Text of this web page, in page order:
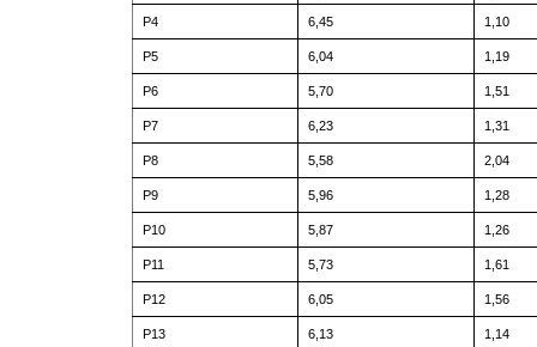
P4 6,45 1,10
P5 6,04 1,19
P6 5,70 1,51
P7 6,23 1,31
P8 5,58 2,04
P9 5,96 1,28
P10 5,87 1,26
P11 5,73 1,61
P12 6,05 1,56
P13 6,13 1,14